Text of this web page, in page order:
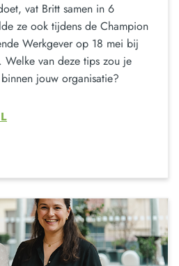
vat Britt samen in 6
ze ook tijdens de Champion
Werkgever op 18 mei bij
Welke van deze tips zou je
jouw organisatie?